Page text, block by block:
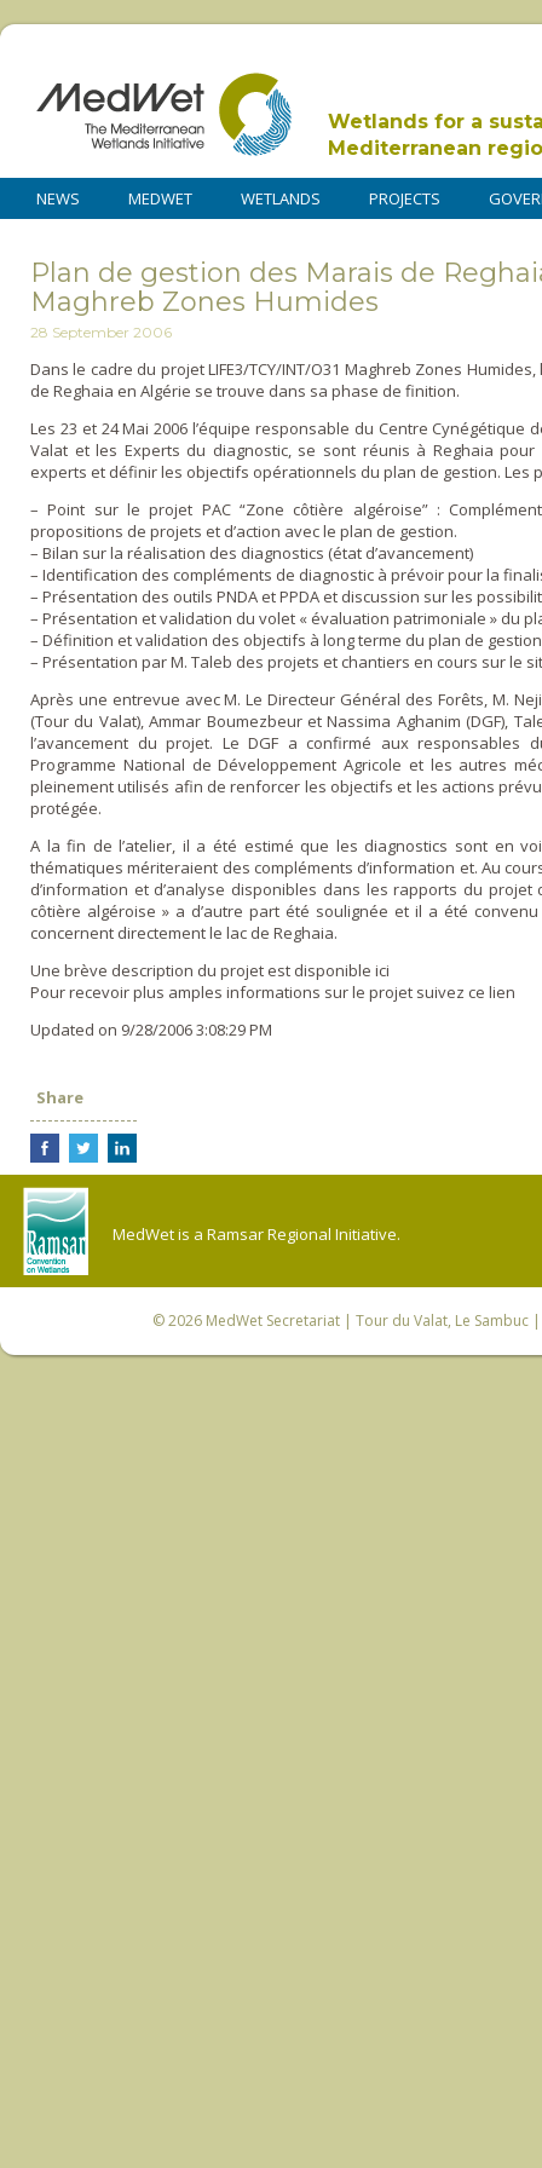
Wetlands for a
Mediterranean
NEWS MEDWET WETLANDS PROJECTS
Plan de gestion des Marais de
Maghreb Zones Humides
28 September 2006
Dans le cadre du projet LIFE3/TCY/INT/O31 Maghreb Zones
de Reghaia en Algérie se trouve dans sa phase de finition.
Les 23 et 24 Mai 2006 l’équipe responsable du Centre Cynégétique
Valat et les Experts du diagnostic, se sont réunis à Reghaia
experts et définir les objectifs opérationnels du plan de gestion. Les
– Point sur le projet PAC “Zone côtière algéroise” :
propositions de projets et d’action avec le plan de gestion.
– Bilan sur la réalisation des diagnostics (état d’avancement)
– Identification des compléments de diagnostic à prévoir pour la
– Présentation des outils PNDA et PPDA et discussion sur les
– Présentation et validation du volet « évaluation patrimoniale » du
– Définition et validation des objectifs à long terme du plan de
– Présentation par M. Taleb des projets et chantiers en cours sur le
Après une entrevue avec M. Le Directeur Général des Forêts, M.
(Tour du Valat), Ammar Boumezbeur et Nassima Aghanim (DGF),
l’avancement du projet. Le DGF a confirmé aux
Programme National de Développement Agricole et les autres
pleinement utilisés afin de renforcer les objectifs et les actions
protégée.
A la fin de l’atelier, il a été estimé que les diagnostics sont en
thématiques mériteraient des compléments d’information et. Au
d’information et d’analyse disponibles dans les rapports du projet
côtière algéroise » a d’autre part été soulignée et il a été
concernent directement le lac de Reghaia.
Une brève description du projet est disponible ici
Pour recevoir plus amples informations sur le projet suivez ce lien
Updated on 9/28/2006 3:08:29 PM
Share
MedWet is a Ramsar Regional Initiative.
© 2026 MedWet Secretariat| Tour du Valat, Le Sambuc